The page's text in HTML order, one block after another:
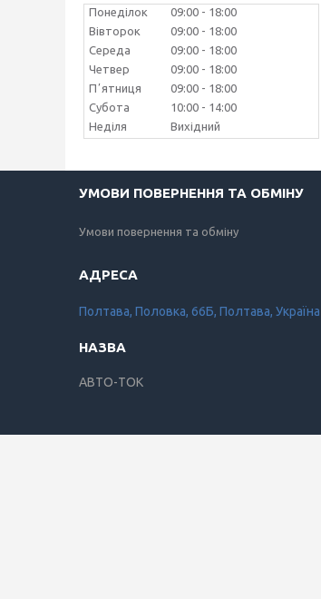
Понеділок 09:00
18:00
Вівторок
09:00
18:00
Середа
09:00
18:00
Четвер
09:00
18:00
Пʼятниця
09:00
18:00
Субота
10:00
14:00
Неділя
Вихідний
УМОВИ ПОВЕРНЕННЯ ТА ОБМІНУ
Умови повернення та обміну
Полтава, Половка, 66Б, Полтава, Україна
АВТО-ТОК